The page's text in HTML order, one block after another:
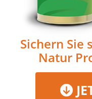
Sichern Sie
Natur